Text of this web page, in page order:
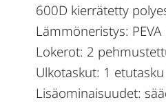
600D kierrätetty
Lämmöneristys:
Lokerot: 2
Ulkotaskut: 1
Lisäominaisuudet: